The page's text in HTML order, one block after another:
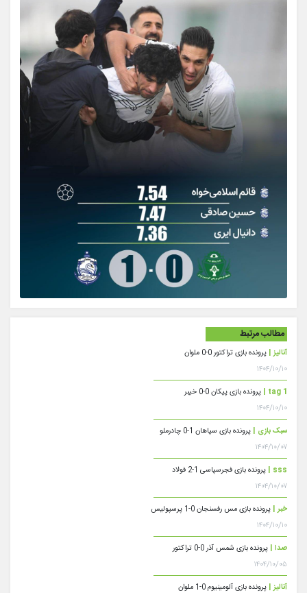
مطالب مرتبط
آنالیز | پرونده بازی تراکتور 0-0 ملوان
۱۴۰۴/۱۰/۱۰
tag 1 | پرونده بازی پیکان 0-0 خیبر
۱۴۰۴/۱۰/۱۰
سبک بازی | پرونده بازی سپاهان 1-0 چادرملو
۱۴۰۴/۱۰/۰۷
sss | پرونده بازی فجرسپاسی 1-2 فولاد
۱۴۰۴/۱۰/۰۷
خبر | پرونده بازی مس رفسنجان 0-1 پرسپولیس
۱۴۰۴/۱۰/۱۰
صدا | پرونده بازی شمس آذر 0-0 تراکتور
۱۴۰۴/۱۰/۰۵
آنالیز | پرونده بازی آلومینیوم 0-1 ملوان